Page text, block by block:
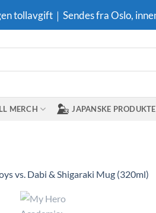
tollavgift｜Sendes fra Oslo,
MERCH JAPANSKE